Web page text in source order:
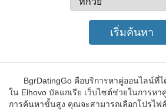
BgrDatingGo คือบริการหาคู่ออนไลน์ที่
ใน Elhovo บัลแกเรีย เว็บไซต์ช่วยในการห
การค้นหาขั้นสูง คุณจะสามารถเลือกโปรไฟ